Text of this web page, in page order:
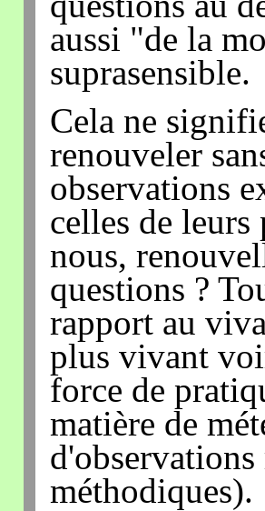
aussi "de la
suprasensible.
Cela ne
renouveler
observations
celles de leurs
nous,
questions ?
rapport au
plus vivant
force de
matière de
méthodiques).